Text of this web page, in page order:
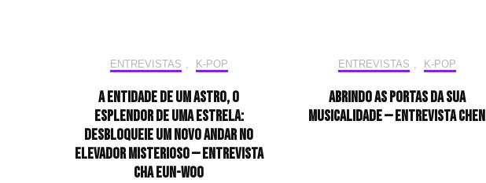
ENTREVISTAS , K-POP
A entidade de um astro, o
esplendor de uma estrela:
desbloqueie um novo andar no
elevador misterioso — Entrevista
CHA EUN-WOO
ENTREVISTAS , K-POP
Abrindo as portas da sua
musicalidade — Entrevista CHEN